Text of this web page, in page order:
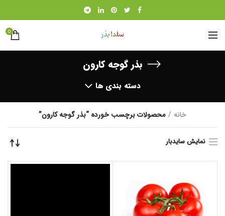
0
بذر گوجه کارون
دسته بندی ها
خانه محصولات برچسب خورده “بذر گوجه کارون”
نمایش سایدبار